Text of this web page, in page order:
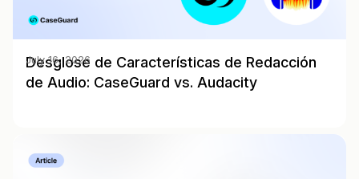
Desglose de Características de Redacción
de Audio: CaseGuard vs. Audacity
July 16, 2026